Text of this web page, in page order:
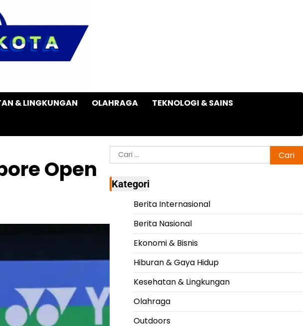
& LINGKUNGAN OLAHRAGA
TEKNOLOGI & SAINS
Open
Cari
untuk:
Kategori
Berita Internasional
Berita Nasional
Ekonomi & Bisnis
Hiburan & Gaya Hidup
Kesehatan & Lingkungan
Olahraga
Outdoors